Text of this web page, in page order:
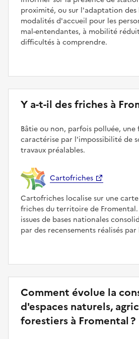
proximité, ou sur l'adaptation des
modalités d'accueil pour les
mal-entendantes, à mobilité
difficultés à comprendre.
Y a-t-il des friches à
Bâtie ou non, parfois polluée, une
caractérise par l'impossibilité de
travaux préalables.
Cartofriches
Cartofriches localise sur une
friches du territoire de Fromental.
issues de bases nationales
par des recensements réalisés
Comment évolue la
d'espaces naturels,
forestiers à Fromental ?